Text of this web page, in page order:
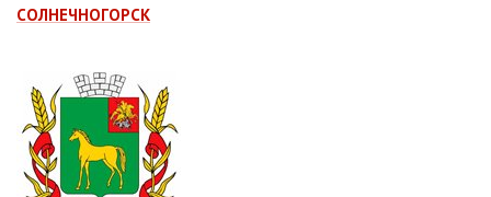
СОЛНЕЧНОГОРСК